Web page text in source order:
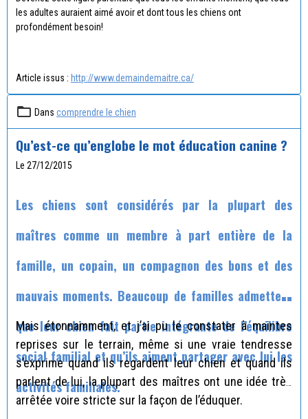
les adultes auraient aimé avoir et dont tous les chiens ont
profondément besoin!
Article issus : http://www.demaindemaitre.ca/
Dans comprendre le chien
Qu’est-ce qu’englobe le mot éducation canine ?
Le 27/12/2015
Les chiens sont considérés par la plupart des
maîtres comme un membre à part entière de la
famille, un copain, un compagnon des bons et des
mauvais moments. Beaucoup de familles admettent
que leur chien fait partie intégrante de l’équilibre
social familial et qu’ils aiment partager avec lui les
activités familiales.
Mais étonnamment, et j’ai pu le constater à maintes
reprises sur le terrain, même si une vraie tendresse
s’exprime quand ils regardent leur chien et quand ils
parlent de lui, la plupart des maîtres ont une idée très
arrêtée voire stricte sur la façon de l’éduquer.